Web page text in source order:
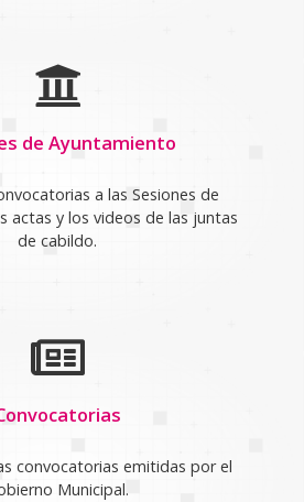
de Ayuntamiento
a las Sesiones de
actas y los videos de las juntas
de cabildo.
convocatorias emitidas por el
Municipal.